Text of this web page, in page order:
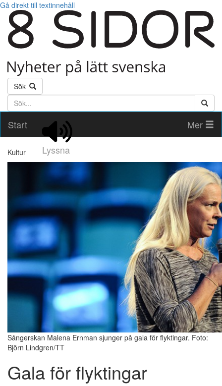
Gå direkt till textinnehåll
Sök
Söktext
Start
Lyssna
Mer
Kultur
Sångerskan Malena Ernman sjunger på gala för flyktingar. Foto:
Björn Lindgren/TT
Gala för flyktingar